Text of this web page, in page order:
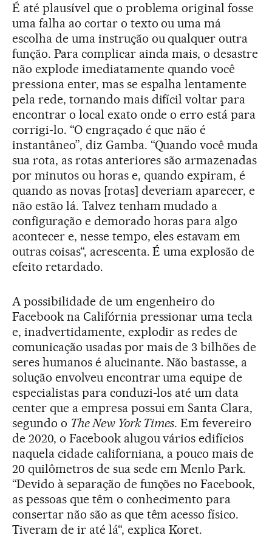
É até plausível que o problema original fosse
uma falha ao cortar o texto ou uma má
escolha de uma instrução ou qualquer outra
função. Para complicar ainda mais, o desastre
não explode imediatamente quando você
pressiona enter, mas se espalha lentamente
pela rede, tornando mais difícil voltar para
encontrar o local exato onde o erro está para
corrigi-lo. “O engraçado é que não é
instantâneo”, diz Gamba. “Quando você muda
sua rota, as rotas anteriores são armazenadas
por minutos ou horas e, quando expiram, é
quando as novas [rotas] deveriam aparecer, e
não estão lá. Talvez tenham mudado a
configuração e demorado horas para algo
acontecer e, nesse tempo, eles estavam em
outras coisas“, acrescenta. É uma explosão de
efeito retardado.
A possibilidade de um engenheiro do
Facebook na Califórnia pressionar uma tecla
e, inadvertidamente, explodir as redes de
comunicação usadas por mais de 3 bilhões de
seres humanos é alucinante. Não bastasse, a
solução envolveu encontrar uma equipe de
especialistas para conduzi-los até um data
center que a empresa possui em Santa Clara,
segundo o The New York Times. Em fevereiro
de 2020, o Facebook alugou vários edifícios
naquela cidade californiana, a pouco mais de
20 quilômetros de sua sede em Menlo Park.
“Devido à separação de funções no Facebook,
as pessoas que têm o conhecimento para
consertar não são as que têm acesso físico.
Tiveram de ir até lá“, explica Koret.